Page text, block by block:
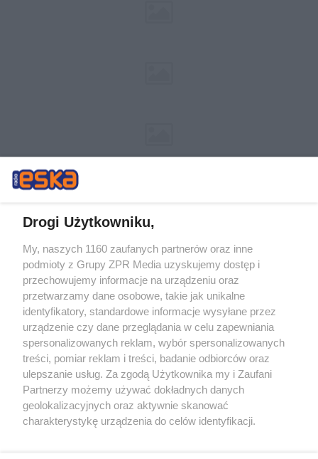
Żaden utwór zamieszczony w serwisie nie może być powielany i
rozpowszechniany lub dalej rozpowszechniany w jakikolwiek sposób (w
tym także elektroniczny lub mechaniczny) na jakimkolwiek polu
eksploatacji w jakiejkolwiek formie, włącznie z umieszczaniem w
Internecie bez pisemnej zgody właściciela praw. Jakiekolwiek użycie lub
wykorzystanie utworów w całości lub w części z naruszeniem prawa,
tzn. bez właściwej zgody, jest zabronione pod groźbą kary i może być
ścigane prawnie.
Drogi Użytkowniku,
My, naszych 1160 zaufanych partnerów oraz inne
podmioty z Grupy ZPR Media uzyskujemy dostęp i
przechowujemy informacje na urządzeniu oraz
przetwarzamy dane osobowe, takie jak unikalne
identyfikatory, standardowe informacje wysyłane przez
urządzenie czy dane przeglądania w celu zapewniania
spersonalizowanych reklam, wybór spersonalizowanych
treści, pomiar reklam i treści, badanie odbiorców oraz
ulepszanie usług. Za zgodą Użytkownika my i Zaufani
Partnerzy możemy używać dokładnych danych
geolokalizacyjnych oraz aktywnie skanować
charakterystykę urządzenia do celów identyfikacji.